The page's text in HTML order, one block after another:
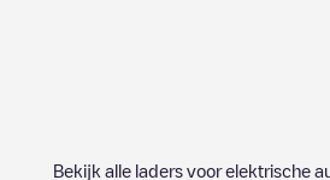
Bekijk alle laders voor elektrische